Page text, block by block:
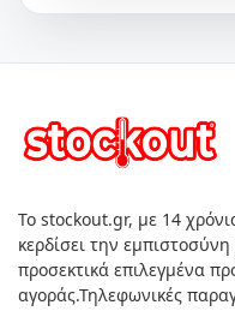
Το stockout.gr, με 14
κερδίσει την
προσεκτικά επιλεγμένα
αγοράς.Τηλεφωνικές